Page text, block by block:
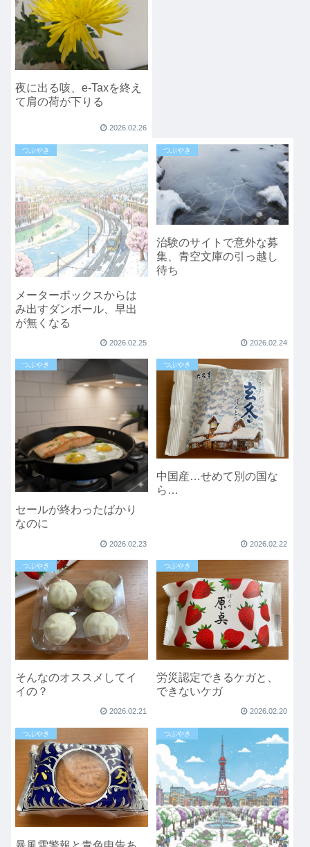
夜に出る咳、e-Taxを終え
て肩の荷が下りる
2026.02.26
つぶやき
メーターボックスからは
み出すダンボール、早出
が無くなる
2026.02.25
つぶやき
治験のサイトで意外な募
集、青空文庫の引っ越し
待ち
2026.02.24
つぶやき
セールが終わったばかり
なのに
2026.02.23
つぶやき
中国産…せめて別の国な
ら…
2026.02.22
つぶやき
そんなのオススメしてイ
イの？
2026.02.21
つぶやき
労災認定できるケガと、
できないケガ
2026.02.20
つぶやき つぶやき